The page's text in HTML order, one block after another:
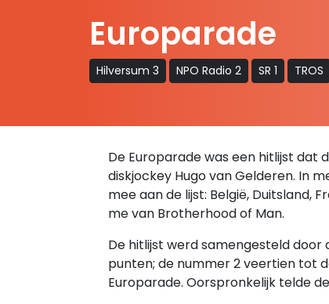
Europarade
Hilversum 3 NPO Radio 2 SR 1 TROS
De Europarade was een hitlijst dat
diskjockey Hugo van Gelderen. In
mee aan de lijst: België, Duitsland,
me van Brotherhood of Man.
De hitlijst werd samengesteld door
punten; de nummer 2 veertien tot
Europarade. Oorspronkelijk telde